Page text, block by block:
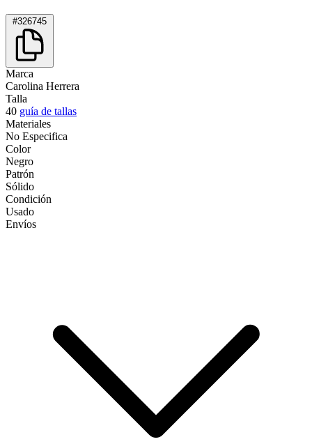
#326745
Marca
Carolina Herrera
Talla
40 guía de tallas
Materiales
No Especifica
Color
Negro
Patrón
Sólido
Condición
Usado
Envíos